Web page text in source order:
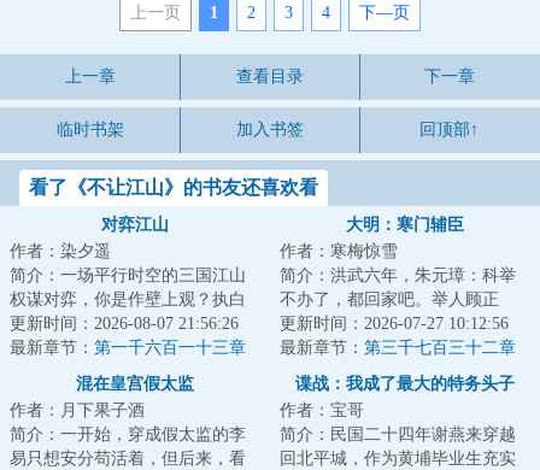
上一页 1 2 3 4 下—页
上一章 查看目录 下一章
临时书架 加入书签 回顶部↑
看了《不让江山》的书友还喜欢看
对弈江山
作者：染夕遥
简介：一场平行时空的三国江山
权谋对弈，你是作壁上观？执白
子？抑或执黑子？...
更新时间：2026-08-07 21:56:26
最新章节： 第一千六百一十三章
“圣人苗裔”的反击
大明：寒门辅臣
作者：寒梅惊雪
简介：洪武六年，朱元璋：科举
不办了，都回家吧。举人顾正
臣：这路都走了，钱都借了，房
租都付了，你说不...
更新时间：2026-07-27 10:12:56
最新章节： 第三千七百三十二章
李成桂的屈从
混在皇宫假太监
作者：月下果子酒
简介：一开始，穿成假太监的李
易只想安分苟活着，但后来，看
谍战：我成了最大的特务头子
作者：宝哥
简介：民国二十四年谢燕来穿越
回北平城，作为黄埔毕业生充实